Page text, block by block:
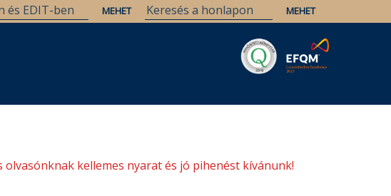
kellemes nyarat és jó pihenést kívánunk!